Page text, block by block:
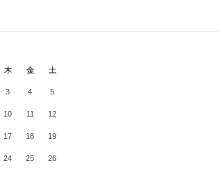
木 金 土
3 4 5
10 11 12
17 18 19
24 25 26